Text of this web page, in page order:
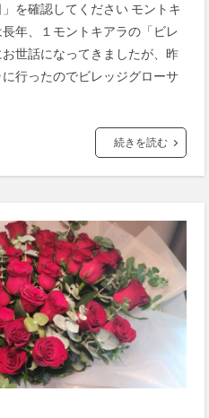
を確認してください モントキ
年、１モントキアラの「ビレ
世話になってきましたが、昨
行ったのでビレッジグローサ
続きを読む